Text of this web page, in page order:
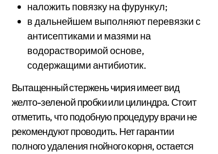
наложить повязку на фурункул;
в дальнейшем выполняют перевязки с
антисептиками и мазями на
водорастворимой основе,
содержащими антибиотик.
Вытащенный стержень чирия имеет вид
желто-зеленой пробки или цилиндра. Стоит
отметить, что подобную процедуру врачи не
рекомендуют проводить. Нет гарантии
полного удаления гнойного корня, остается